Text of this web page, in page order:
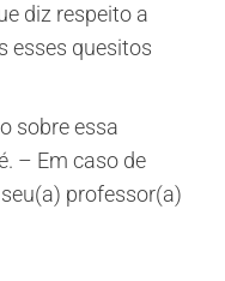
diz respeito a
esses quesitos
sobre essa
– Em caso de
professor(a)